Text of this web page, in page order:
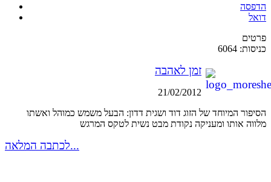
הדפסה
דואל
פרטים
כניסות: 6064
זמן לאהבה
21/02/2012
הסיפור המיוחד של הזוג דוד ושגית דדון: הבעל משמש כמוהל ואשתו
מלווה אותו ומעניקה נקודת מבט נשית לטקס המרגש
לכתבה המלאה...